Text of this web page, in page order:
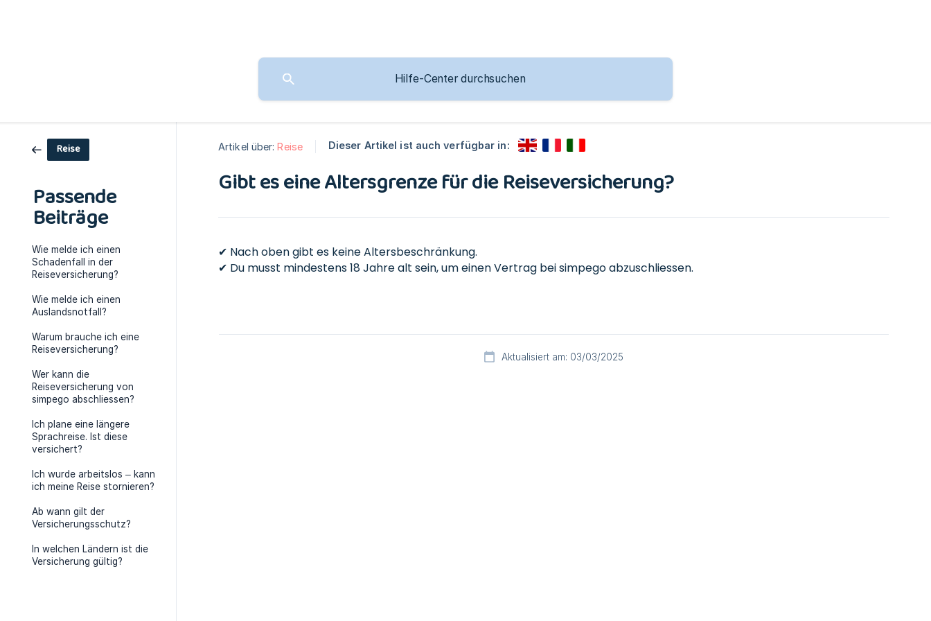
Reise
Passende
Beiträge
Wie melde ich einen
Schadenfall in der
Reiseversicherung?
Wie melde ich einen
Auslandsnotfall?
Warum brauche ich eine
Reiseversicherung?
Wer kann die
Reiseversicherung von
simpego abschliessen?
Ich plane eine längere
Sprachreise. Ist diese
versichert?
Ich wurde arbeitslos – kann
ich meine Reise stornieren?
Ab wann gilt der
Versicherungsschutz?
In welchen Ländern ist die
Versicherung gültig?
Artikel über: Reise Dieser Artikel ist auch verfügbar in:
Gibt es eine Altersgrenze für die Reiseversicherung?
✔ Nach oben gibt es keine Altersbeschränkung.
✔ Du musst mindestens 18 Jahre alt sein, um einen Vertrag bei simpego abzuschliessen.
Aktualisiert am: 03/03/2025